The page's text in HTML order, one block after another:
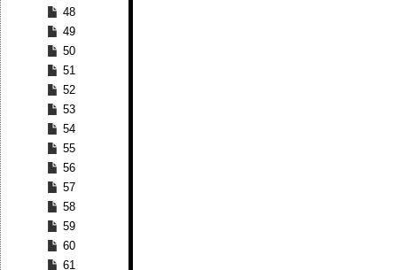
48
49
50
51
52
53
54
55
56
57
58
59
60
61